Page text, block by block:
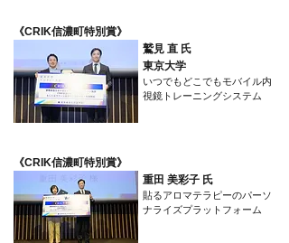
​《CRIK信濃町特別賞》
鷲見 直 氏
東京大学
いつでもどこでもモバイル内
視鏡トレーニングシステム
​《CRIK信濃町特別賞》
重田 美彩子 氏
貼るアロマテラピーのパーソ
ナライズプラットフォーム